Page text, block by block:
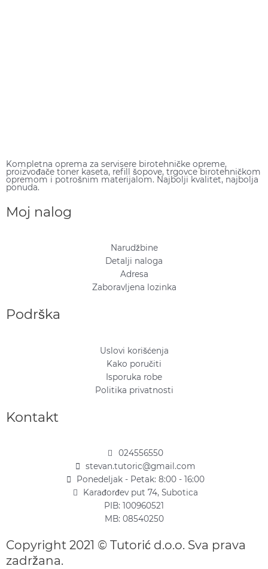
Kompletna oprema za servisere birotehničke opreme,
proizvođače toner kaseta, refill šopove, trgovce birotehničkom
opremom i potrošnim materijalom. Najbolji kvalitet, najbolja
ponuda.
Moj nalog
Narudžbine
Detalji naloga
Adresa
Zaboravljena lozinka
Podrška
Uslovi korišćenja
Kako poručiti
Isporuka robe
Politika privatnosti
Kontakt
024556550
stevan.tutoric@gmail.com
Ponedeljak - Petak: 8:00 - 16:00
Karađorđev put 74, Subotica
PIB: 100960521
MB: 08540250
Copyright 2021 © Tutorić d.o.o. Sva prava
zadržana.